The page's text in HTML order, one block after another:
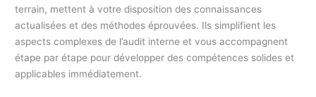
terrain, mettent à votre disposition des connaissances
actualisées et des méthodes éprouvées. Ils simplifient les
aspects complexes de l’audit interne et vous accompagnent
étape par étape pour développer des compétences solides et
applicables immédiatement.